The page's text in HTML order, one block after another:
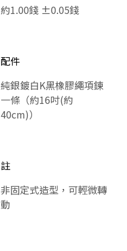
約1.00錢 ±0.05錢
配件
純銀鍍白K黑橡膠繩項鍊
一條（約16吋(約
40cm)）
註
非固定式造型，可輕微轉
動